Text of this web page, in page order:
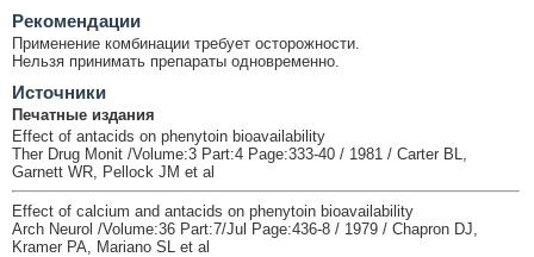
Рекомендации
Применение комбинации требует осторожности.
Нельзя принимать препараты одновременно.
Источники
Печатные издания
Effect of antacids on phenytoin bioavailability
Ther Drug Monit /Volume:3 Part:4 Page:333-40 / 1981 / Carter BL,
Garnett WR, Pellock JM et al
Effect of calcium and antacids on phenytoin bioavailability
Arch Neurol /Volume:36 Part:7/Jul Page:436-8 / 1979 / Chapron DJ,
Kramer PA, Mariano SL et al